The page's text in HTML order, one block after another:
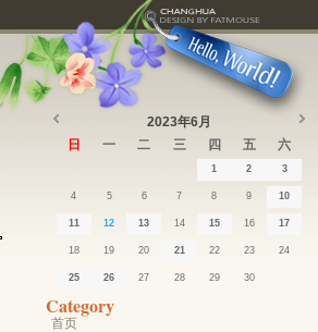
2023年6月
日
一 二 三 四 五 六
1 2 3
4 5 6 7 8 9 10
11 12 13 14 15 16 17
18 19 20 21 22 23 24
25 26 27 28 29 30
Category
首页